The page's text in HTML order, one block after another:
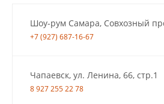
Шоу-рум Самара, Совхозный
+7 (927) 687-16-67
Чапаевск, ул. Ленина, 66, стр.1
8 927 255 22 78